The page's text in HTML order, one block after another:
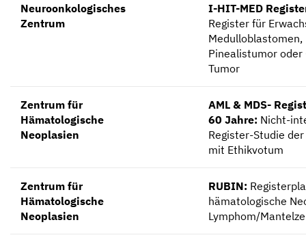
Neuroonkologisches
Zentrum
I-HIT-MED
Register für
Medulloblastomen,
Pinealistumor oder
Tumor
Zentrum für
Hämatologische
Neoplasien
AML & MDS-
60 Jahre: Nicht-
Register-Studie der
mit Ethikvotum
Zentrum für
Hämatologische
Neoplasien
RUBIN:
hämatologische
Lymphom/